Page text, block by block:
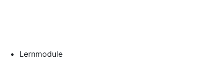
Lernmodule